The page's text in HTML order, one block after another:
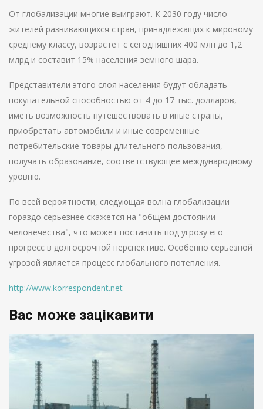
От глобализации многие выиграют. К 2030 году число
жителей развивающихся стран, принадлежащих к мировому
среднему классу, возрастет с сегодняшних 400 млн до 1,2
млрд и составит 15% населения земного шара.
Представители этого слоя населения будут обладать
покупательной способностью от 4 до 17 тыс. долларов,
иметь возможность путешествовать в иные страны,
приобретать автомобили и иные современные
потребительские товары длительного пользования,
получать образование, соответствующее международному
уровню.
По всей вероятности, следующая волна глобализации
гораздо серьезнее скажется на "общем достоянии
человечества", что может поставить под угрозу его
прогресс в долгосрочной перспективе. Особенно серьезной
угрозой является процесс глобального потепления.
http://www.korrespondent.net
Вас може зацікавити